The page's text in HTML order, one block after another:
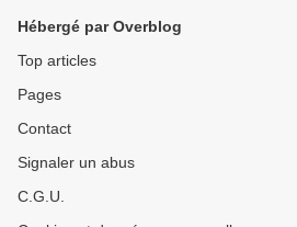
Hébergé par Overblog
Top articles
Pages
Contact
Signaler un abus
C.G.U.